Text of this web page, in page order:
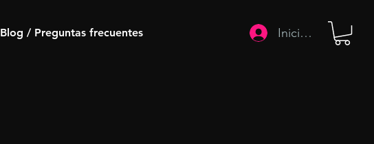
Blog / Preguntas frecuentes Iniciar sesión